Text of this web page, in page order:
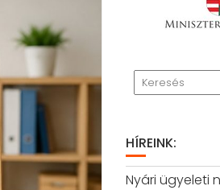
HÍREINK:
Nyári ügyeleti